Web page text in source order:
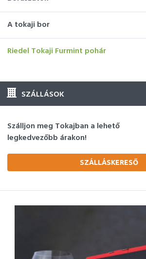
A tokaji bor
Riedel Tokaji Furmint pohár
SZÁLLÁSOK
Szálljon meg Tokajban a lehető
legkedvezőbb árakon!
SZÁLLÁSKERESŐ